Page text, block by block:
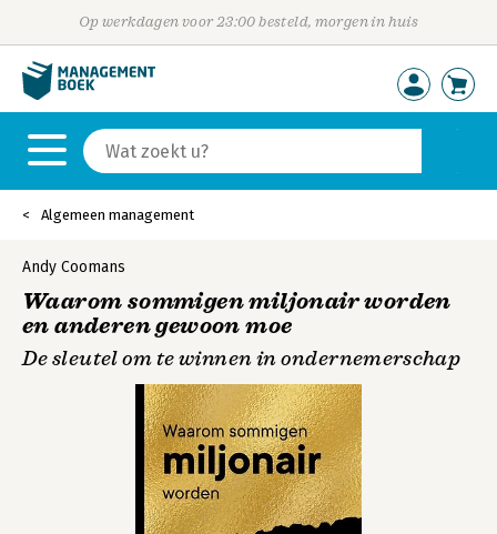
Op werkdagen voor 23:00 besteld, morgen in huis
Algemeen management
Andy Coomans
Waarom sommigen miljonair worden
en anderen gewoon moe
De sleutel om te winnen in ondernemerschap